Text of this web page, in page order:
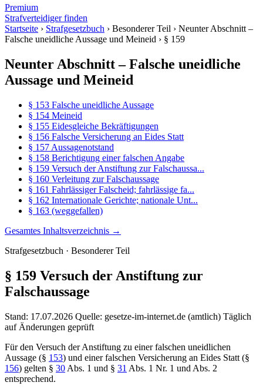
Premium
Strafverteidiger finden
Startseite › Strafgesetzbuch › Besonderer Teil › Neunter Abschnitt –
Falsche uneidliche Aussage und Meineid › § 159
Neunter Abschnitt – Falsche uneidliche
Aussage und Meineid
§ 153 Falsche uneidliche Aussage
§ 154 Meineid
§ 155 Eidesgleiche Bekräftigungen
§ 156 Falsche Versicherung an Eides Statt
§ 157 Aussagenotstand
§ 158 Berichtigung einer falschen Angabe
§ 159 Versuch der Anstiftung zur Falschaussa...
§ 160 Verleitung zur Falschaussage
§ 161 Fahrlässiger Falscheid; fahrlässige fa...
§ 162 Internationale Gerichte; nationale Unt...
§ 163 (weggefallen)
Gesamtes Inhaltsverzeichnis →
Strafgesetzbuch · Besonderer Teil
§ 159 Versuch der Anstiftung zur
Falschaussage
Stand: 17.07.2026 Quelle: gesetze-im-internet.de (amtlich) Täglich
auf Änderungen geprüft
Für den Versuch der Anstiftung zu einer falschen uneidlichen
Aussage (§ 153) und einer falschen Versicherung an Eides Statt (§
156) gelten § 30 Abs. 1 und § 31 Abs. 1 Nr. 1 und Abs. 2
entsprechend.